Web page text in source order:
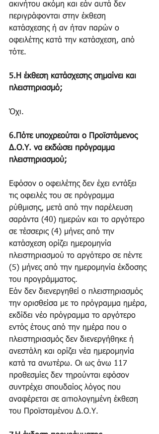
ακινήτου ακόμη και εάν αυτά δεν
περιγράφονται στην έκθεση
κατάσχεσης ή αν ήταν παρών ο
οφειλέτης κατά την κατάσχεση, από
τότε.
5.Η έκθεση κατάσχεσης σημαίνει και
πλειστηριασμό;
Όχι.
6.Πότε υποχρεούται ο Προϊστάμενος
Δ.Ο.Υ. να εκδώσει πρόγραμμα
πλειστηριασμού;
Εφόσον ο οφειλέτης δεν έχει εντάξει
τις οφειλές του σε πρόγραμμα
ρύθμισης, μετά από την παρέλευση
σαράντα (40) ημερών και το αργότερο
σε τέσσερις (4) μήνες από την
κατάσχεση ορίζει ημερομηνία
πλειστηριασμού το αργότερο σε πέντε
(5) μήνες από την ημερομηνία έκδοσης
του προγράμματος.
Εάν δεν διενεργηθεί ο πλειστηριασμός
την ορισθείσα με το πρόγραμμα ημέρα,
εκδίδει νέο πρόγραμμα το αργότερο
εντός έτους από την ημέρα που ο
πλειστηριασμός δεν διενεργήθηκε ή
ανεστάλη και ορίζει νέα ημερομηνία
κατά τα ανωτέρω. Οι ως άνω 117
προθεσμίες δεν τηρούνται εφόσον
συντρέχει σπουδαίος λόγος που
αναφέρεται σε αιτιολογημένη έκθεση
του Προϊσταμένου Δ.Ο.Υ.